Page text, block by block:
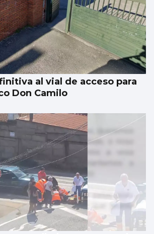
al vial de acceso para
Don Camilo